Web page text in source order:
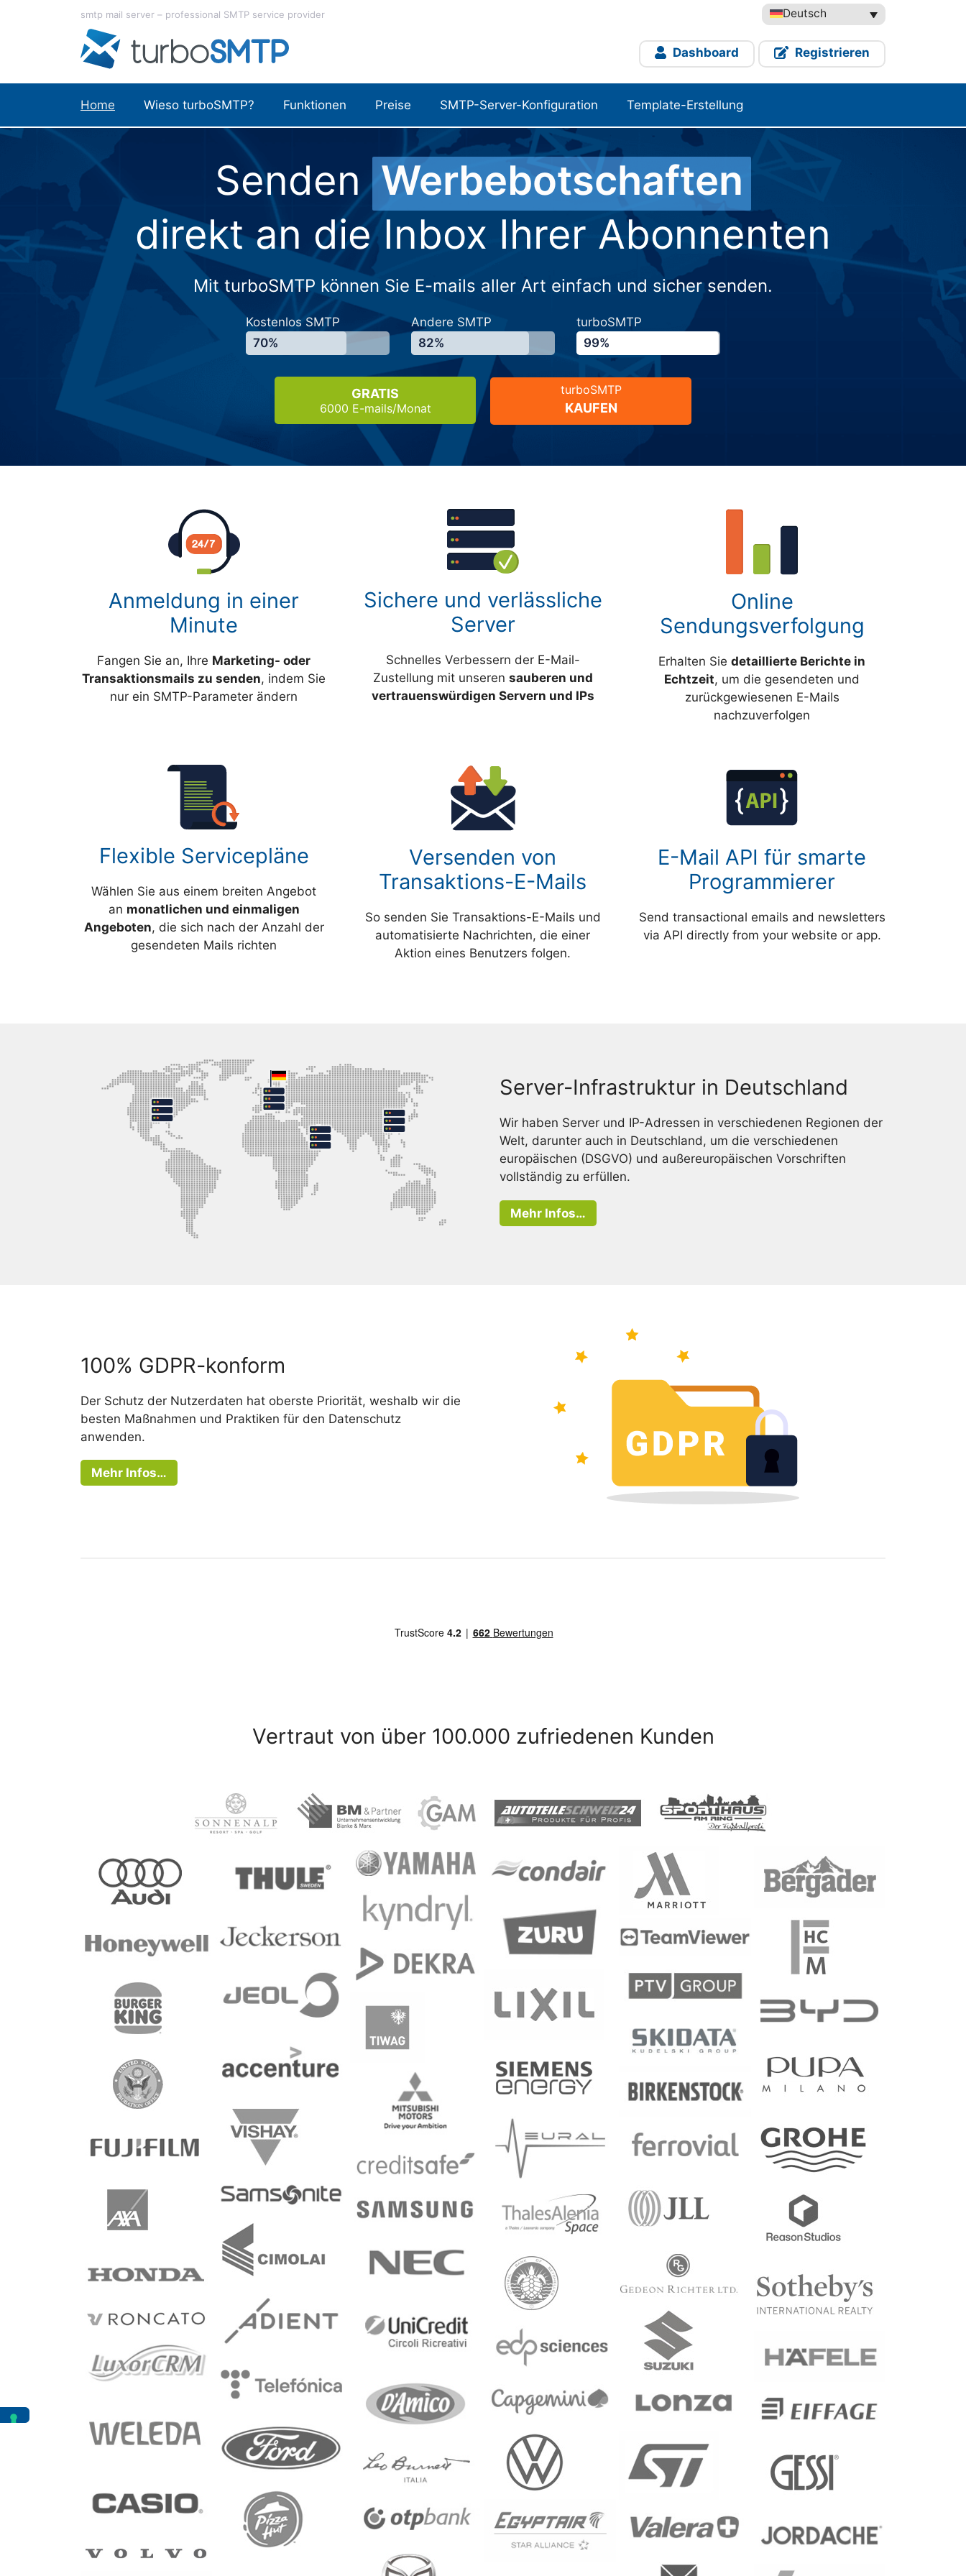
Deutsch
smtp mail server – professional SMTP service provider
Dashboard Registrieren
Home Wieso turboSMTP? Funktionen Preise SMTP-Server-Konfiguration Template-Erstellung
SendenWerbebotschaften
direkt an die Inbox Ihrer Abonnenten
Mit turboSMTP können Sie E-mails aller Art einfach und sicher senden.
Kostenlos SMTP
70%
Andere SMTP
82%
turboSMTP
99%
GRATIS
6000 E-mails/Monat
turboSMTP
KAUFEN
Anmeldung in einer
Minute
Fangen Sie an, Ihre Marketing- oder
Transaktionsmails zu senden, indem Sie
nur ein SMTP-Parameter ändern
Sichere und verlässliche
Server
Schnelles Verbessern der E-Mail-
Zustellung mit unseren sauberen und
vertrauenswürdigen Servern und IPs
Online
Sendungsverfolgung
Erhalten Siedetaillierte Berichte in
Echtzeit, um die gesendeten und
zurückgewiesenen E-Mails
nachzuverfolgen
Flexible Servicepläne
Wählen Sie aus einem breiten Angebot
an monatlichen und einmaligen
Angeboten, die sich nach der Anzahl der
gesendeten Mails richten
Versenden von
Transaktions-E-Mails
So senden Sie Transaktions-E-Mails und
automatisierte Nachrichten, die einer
Aktion eines Benutzers folgen.
E-Mail API für smarte
Programmierer
Send transactional emails and newsletters
via API directly from your website or app.
Server-Infrastruktur in Deutschland
Wir haben Server und IP-Adressen in verschiedenen Regionen der
Welt, darunter auch in Deutschland, um die verschiedenen
europäischen (DSGVO) und außereuropäischen Vorschriften
vollständig zu erfüllen.
Mehr Infos…
100% GDPR-konform
Der Schutz der Nutzerdaten hat oberste Priorität, weshalb wir die
besten Maßnahmen und Praktiken für den Datenschutz
anwenden.
Mehr Infos…
Vertraut von über 100.000 zufriedenen Kunden